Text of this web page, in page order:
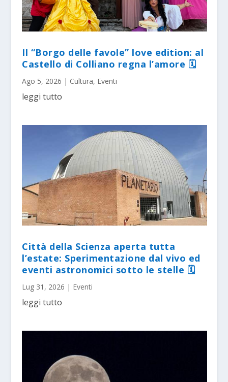
Il “Borgo delle favole” love edition: al
Castello di Colliano regna l’amore 🗓
Ago 5, 2026 | Cultura, Eventi
leggi tutto
Città della Scienza aperta tutta
l’estate: Sperimentazione dal vivo ed
eventi astronomici sotto le stelle 🗓
Lug 31, 2026 | Eventi
leggi tutto